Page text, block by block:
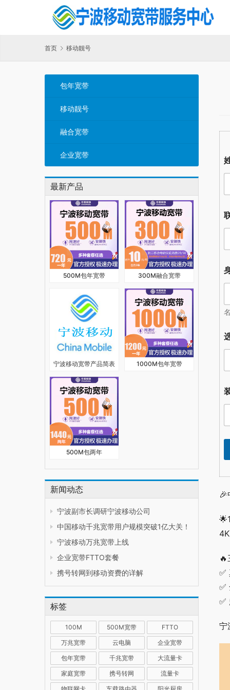
首页 移动靓号
包年宽带
移动靓号
融合宽带
企业宽带
最新产品
500M包年宽带 300M融合宽带
宁波移动宽带产品简表 1000M包年宽带
500M包两年
新闻动态
宁波副市长调研宁波移动公司
中国移动千兆宽带用户规模突破1亿大关！
宁波移动万兆宽带上线
企业宽带FTTO套餐
携号转网到移动资费的详解
标签
100M 500M宽带
FTTO
万兆宽带
云电脑
企业宽带
包年宽带
千兆宽带
大流量卡
家庭宽带
携号转网
流量卡
✅
✅
✅
宁